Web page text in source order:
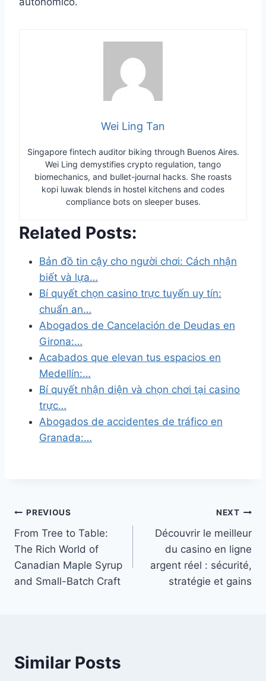
Wei Ling Tan
Singapore fintech auditor biking through Buenos Aires.
Wei Ling demystifies crypto regulation, tango
biomechanics, and bullet-journal hacks. She roasts
kopi luwak blends in hostel kitchens and codes
compliance bots on sleeper buses.
Related Posts:
Bản đồ tin cậy cho người chơi: Cách nhận
biết và lựa…
Bí quyết chọn casino trực tuyến uy tín:
chuẩn an…
Abogados de Cancelación de Deudas en
Girona:…
Acabados que elevan tus espacios en
Medellín:…
Bí quyết nhận diện và chọn chơi tại casino
trực…
Abogados de accidentes de tráfico en
Granada:…
Post
navigation
PREVIOUS
From Tree to Table:
The Rich World of
Canadian Maple Syrup
and Small-Batch Craft
NEXT
Découvrir le meilleur
du casino en ligne
argent réel : sécurité,
stratégie et gains
Similar Posts